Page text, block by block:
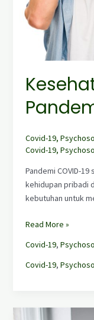
Covid-19,
Covid-19,
Pandemi COVID-
kehidupan pribadi
kebutuhan untuk
Read More »
Covid-19,
Covid-19,
Bekerja